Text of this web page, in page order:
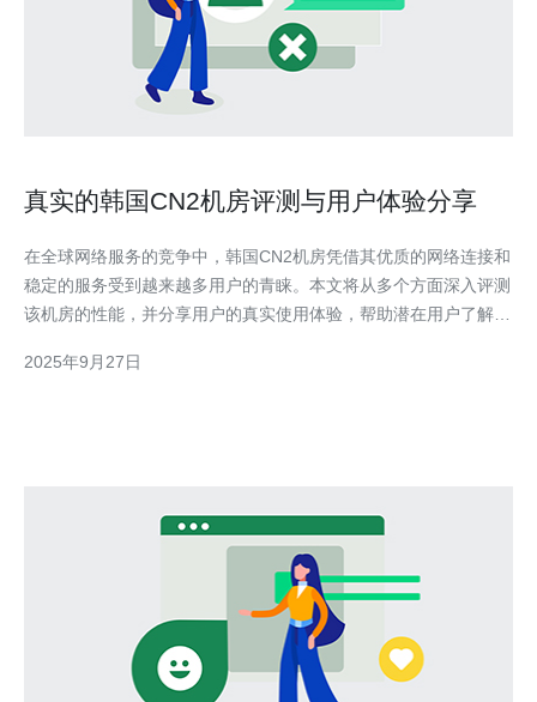
真实的韩国CN2机房评测与用户体验分享
在全球网络服务的竞争中，韩国CN2机房凭借其优质的网络连接和
稳定的服务受到越来越多用户的青睐。本文将从多个方面深入评测
该机房的性能，并分享用户的真实使用体验，帮助潜在用户了解其
先，韩国CN2机房在网络连接方面表现卓越。它采用了高品质的光
2025年9月27日